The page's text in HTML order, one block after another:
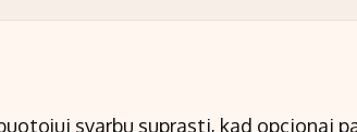
svarbu suprasti, kad opcionai